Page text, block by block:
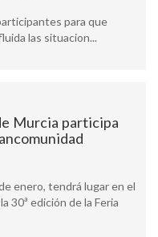
para que
las situacion...
Murcia participa
enero, tendrá lugar en el
30ª edición de la Feria